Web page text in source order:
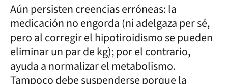
Aún persisten creencias erróneas: la
medicación no engorda (ni adelgaza per sé,
pero al corregir el hipotiroidismo se pueden
eliminar un par de kg); por el contrario,
ayuda a normalizar el metabolismo.
Tampoco debe suspenderse porque la